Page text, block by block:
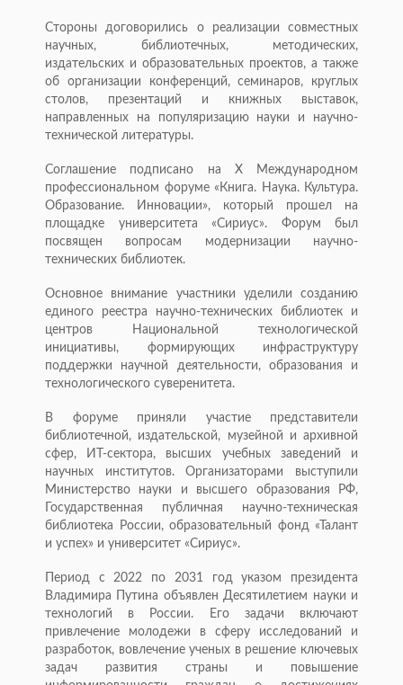
Стороны договорились о реализации совместных
научных, библиотечных, методических,
издательских и образовательных проектов, а также
об организации конференций, семинаров, круглых
столов, презентаций и книжных выставок,
направленных на популяризацию науки и научно-
технической литературы.
Соглашение подписано на X Международном
профессиональном форуме «Книга. Наука. Культура.
Образование. Инновации», который прошел на
площадке университета «Сириус». Форум был
посвящен вопросам модернизации научно-
технических библиотек.
Основное внимание участники уделили созданию
единого реестра научно-технических библиотек и
центров Национальной технологической
инициативы, формирующих инфраструктуру
поддержки научной деятельности, образования и
технологического суверенитета.
В форуме приняли участие представители
библиотечной, издательской, музейной и архивной
сфер, ИТ-сектора, высших учебных заведений и
научных институтов. Организаторами выступили
Министерство науки и высшего образования РФ,
Государственная публичная научно-техническая
библиотека России, образовательный фонд «Талант
и успех» и университет «Сириус».
Период с 2022 по 2031 год указом президента
Владимира Путина объявлен Десятилетием науки и
технологий в России. Его задачи включают
привлечение молодежи в сферу исследований и
разработок, вовлечение ученых в решение ключевых
задач развития страны и повышение